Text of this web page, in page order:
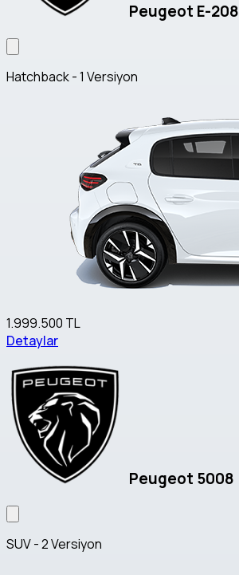
Peugeot E-208
Hatchback - 1 Versiyon
1.999.500 TL
Detaylar
Peugeot 5008
SUV - 2 Versiyon